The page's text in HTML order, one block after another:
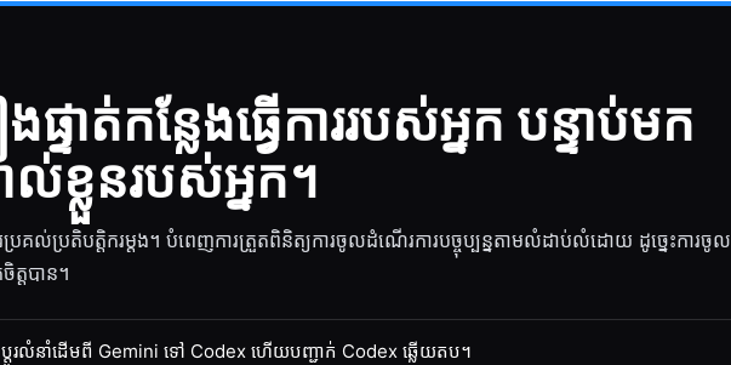
ទាត់កន្លែងធ្វើការរបស់អ្នក បន្ទាប់មក
ល់ខ្លួនរបស់អ្នក។
ល់ប្រតិបត្តិករម្តង។ បំពេញការត្រួតពិនិត្យការចូលដំណើរការបច្ចុប្បន្នតាមលំដាប់លំដោយ ដូច្នេះការចូល
ត្តបាន។
រលំនាំដើមពី Gemini ទៅ Codex ហើយបញ្ជាក់ Codex ឆ្លើយតប។